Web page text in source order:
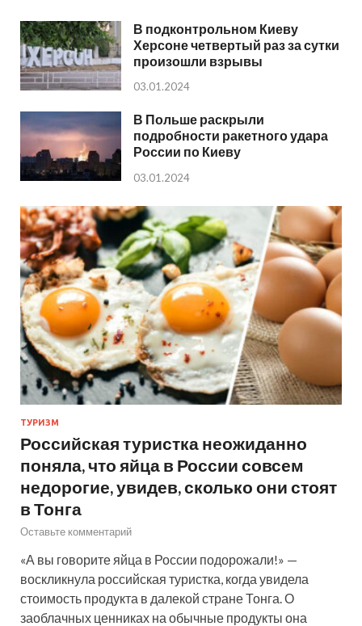
В подконтрольном Киеву
Херсоне четвертый раз за сутки
произошли взрывы
03.01.2024
В Польше раскрыли
подробности ракетного удара
России по Киеву
03.01.2024
ТУРИЗМ
Российская туристка неожиданно
поняла, что яйца в России совсем
недорогие, увидев, сколько они стоят
в Тонга
Оставьте комментарий
«А вы говорите яйца в России подорожали!» —
воскликнула российская туристка, когда увидела
стоимость продукта в далекой стране Тонга. О
заоблачных ценниках на обычные продукты она